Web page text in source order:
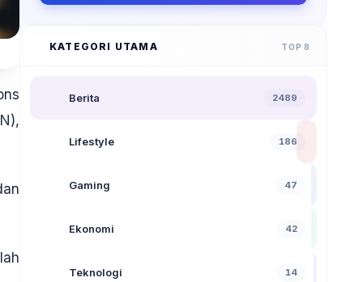
KATEGORI UTAMA TOP 8
Berita 2489
Lifestyle 186
Gaming 47
Ekonomi 42
Teknologi 14